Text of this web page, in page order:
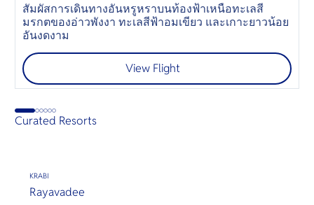
สัมผัสการเดินทางอันหรูหราบนท้องฟ้าเหนือทะเลสี
มรกตของอ่าวพังงา ทะเลสีฟ้าอมเขียว และเกาะยาวน้อย
อันงดงาม
View Flight
Curated Resorts
KRABI
Rayavadee